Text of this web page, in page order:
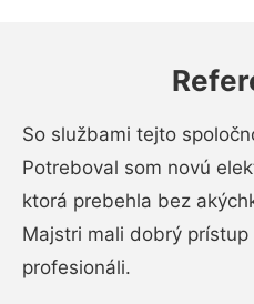
So službami tejto
Potreboval som novú
ktorá prebehla bez
Majstri mali dobrý
profesionáli.